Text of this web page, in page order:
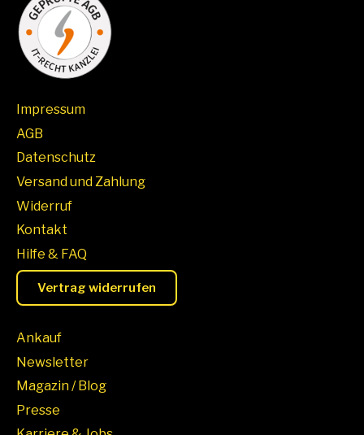
Impressum
AGB
Datenschutz
Versand und Zahlung
Widerruf
Kontakt
Hilfe & FAQ
Vertrag widerrufen
Ankauf
Newsletter
Magazin / Blog
Presse